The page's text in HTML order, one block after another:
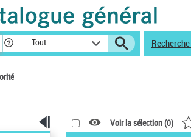
Tout
Voir la sélection (0)